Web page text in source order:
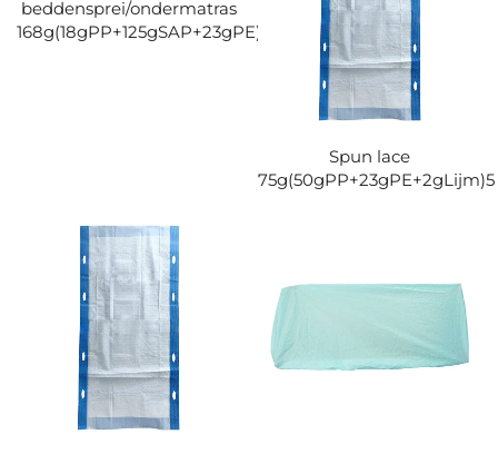
beddensprei/ondermatras
168g(18gPP+125gSAP+23gPE)1
Spun lace
75g(50gPP+23gPE+2gLijm)5